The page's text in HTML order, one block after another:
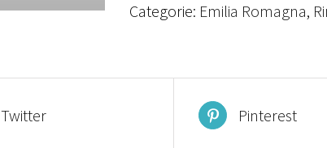
Categorie: Emilia Romagna,
Twitter Pinterest